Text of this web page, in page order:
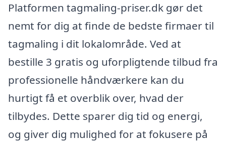
Platformen tagmaling-priser.dk gør det
nemt for dig at finde de bedste firmaer til
tagmaling i dit lokalområde. Ved at
bestille 3 gratis og uforpligtende tilbud fra
professionelle håndværkere kan du
hurtigt få et overblik over, hvad der
tilbydes. Dette sparer dig tid og energi,
og giver dig mulighed for at fokusere på